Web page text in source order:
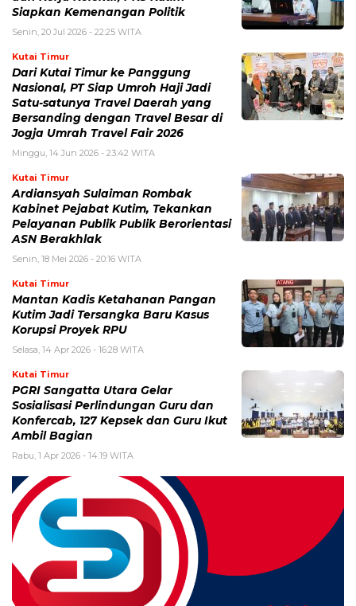
Siapkan Kemenangan Politik
Senin, 20 Jul 2026 - 22:25 WITA
Kutai Timur
Dari Kutai Timur ke Panggung
Nasional, PT Siap Umroh Haji Jadi
Satu-satunya Travel Daerah yang
Bersanding dengan Travel Besar di
Jogja Umrah Travel Fair 2026
Minggu, 14 Jun 2026 - 23:42 WITA
Kutai Timur
Ardiansyah Sulaiman Rombak
Kabinet Pejabat Kutim, Tekankan
Pelayanan Publik Publik Berorientasi
ASN Berakhlak
Senin, 18 Mei 2026 - 20:16 WITA
Kutai Timur
Mantan Kadis Ketahanan Pangan
Kutim Jadi Tersangka Baru Kasus
Korupsi Proyek RPU
Selasa, 14 Apr 2026 - 16:28 WITA
Kutai Timur
PGRI Sangatta Utara Gelar
Sosialisasi Perlindungan Guru dan
Konfercab, 127 Kepsek dan Guru Ikut
Ambil Bagian
Rabu, 1 Apr 2026 - 14:19 WITA